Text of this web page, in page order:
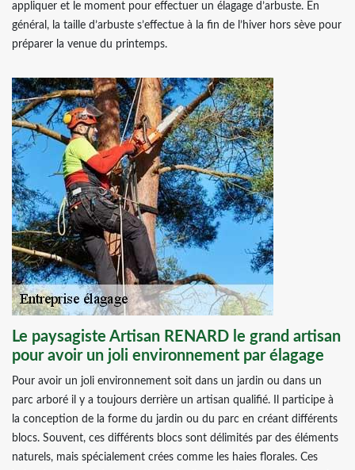
appliquer et le moment pour effectuer un élagage d’arbuste. En
général, la taille d’arbuste s’effectue à la fin de l’hiver hors sève pour
préparer la venue du printemps.
Le paysagiste Artisan RENARD le grand artisan
pour avoir un joli environnement par élagage
Pour avoir un joli environnement soit dans un jardin ou dans un
parc arboré il y a toujours derrière un artisan qualifié. Il participe à
la conception de la forme du jardin ou du parc en créant différents
blocs. Souvent, ces différents blocs sont délimités par des éléments
naturels, mais spécialement crées comme les haies florales. Ces